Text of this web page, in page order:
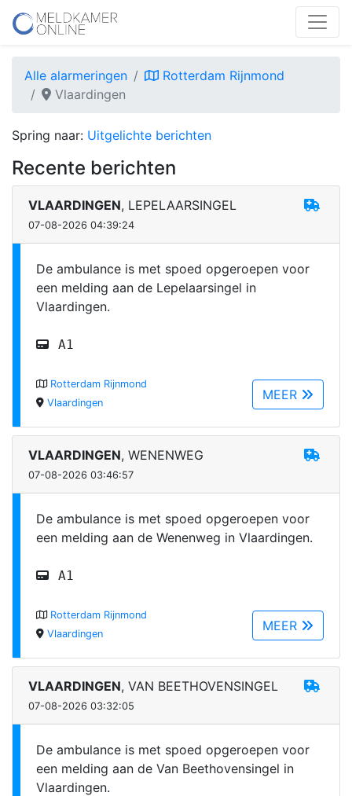
Alle alarmeringen
Rotterdam Rijnmond
Vlaardingen
Spring naar: Uitgelichte berichten
Recente berichten
VLAARDINGEN, LEPELAARSINGEL
07-08-2026 04:39:24
De ambulance is met spoed opgeroepen voor
een melding aan de Lepelaarsingel in
Vlaardingen.
A1
MEER
Rotterdam Rijnmond
Vlaardingen
VLAARDINGEN, WENENWEG
07-08-2026 03:46:57
De ambulance is met spoed opgeroepen voor
een melding aan de Wenenweg in Vlaardingen.
A1
MEER
Rotterdam Rijnmond
Vlaardingen
VLAARDINGEN, VAN BEETHOVENSINGEL
07-08-2026 03:32:05
De ambulance is met spoed opgeroepen voor
een melding aan de Van Beethovensingel in
Vlaardingen.